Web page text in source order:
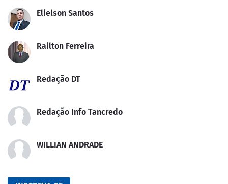
Elielson Santos
Railton Ferreira
Redação DT
Redação Info Tancredo
WILLIAN ANDRADE